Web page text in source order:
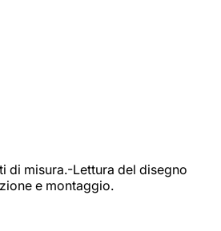
di misura.-Lettura del disegno
e montaggio.